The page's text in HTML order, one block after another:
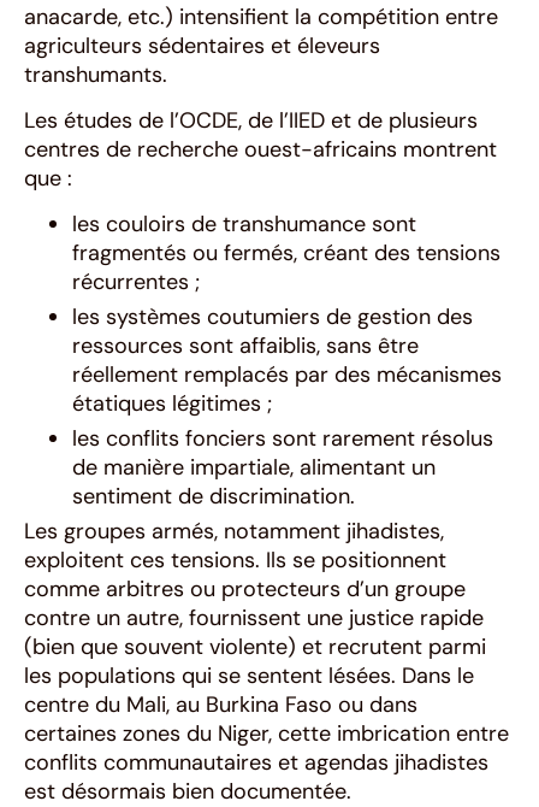
anacarde, etc.) intensifient la compétition entre
agriculteurs sédentaires et éleveurs
transhumants.
Les études de l’OCDE, de l’IIED et de plusieurs
centres de recherche ouest-africains montrent
que :
les couloirs de transhumance sont
fragmentés ou fermés, créant des tensions
récurrentes ;
les systèmes coutumiers de gestion des
ressources sont affaiblis, sans être
réellement remplacés par des mécanismes
étatiques légitimes ;
les conflits fonciers sont rarement résolus
de manière impartiale, alimentant un
sentiment de discrimination.
Les groupes armés, notamment jihadistes,
exploitent ces tensions. Ils se positionnent
comme arbitres ou protecteurs d’un groupe
contre un autre, fournissent une justice rapide
(bien que souvent violente) et recrutent parmi
les populations qui se sentent lésées. Dans le
centre du Mali, au Burkina Faso ou dans
certaines zones du Niger, cette imbrication entre
conflits communautaires et agendas jihadistes
est désormais bien documentée.